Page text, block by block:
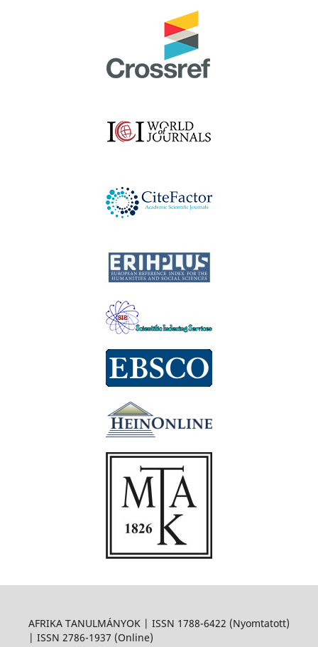
AFRIKA TANULMÁNYOK | ISSN 1788-6422 (Nyomtatott)
| ISSN 2786-1937 (Online)